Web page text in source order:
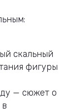
скальный
фигуры
— сюжет о